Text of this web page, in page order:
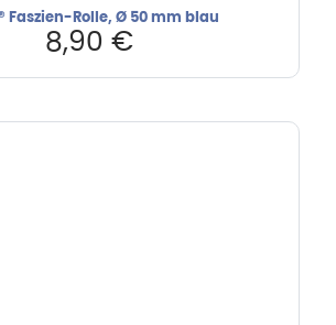
Faszien-Rolle, Ø 50 mm blau
8,90 €